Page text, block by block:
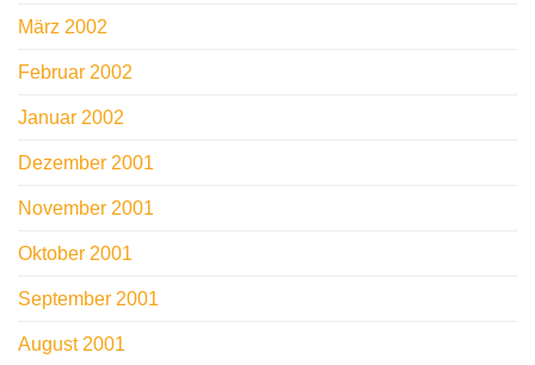
März 2002
Februar 2002
Januar 2002
Dezember 2001
November 2001
Oktober 2001
September 2001
August 2001